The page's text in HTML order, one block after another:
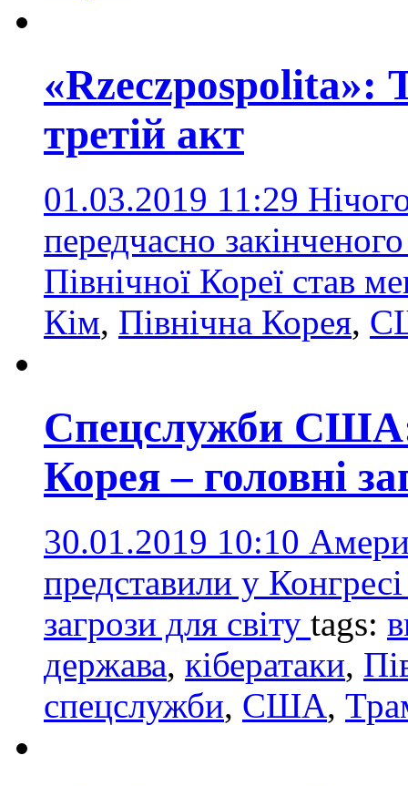
«Rzeczpospolita»:
третій акт
01.03.2019 11:29
передчасно
Північної Кореї став
Кім, Північна Корея,
Спецслужби США:
Корея – головні
30.01.2019 10:10
представили у
загрози для світу tags:
держава, кібератаки,
спецслужби, США,